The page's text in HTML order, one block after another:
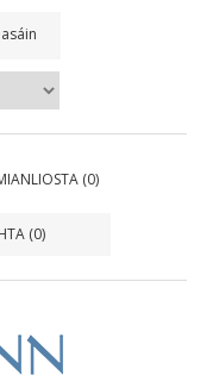
(0)
(0)